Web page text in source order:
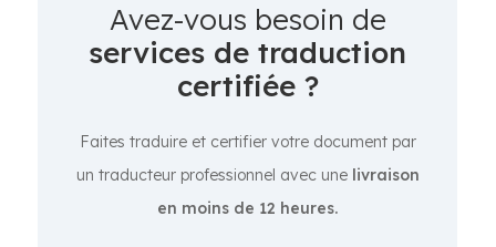
Avez-vous besoin de
services de traduction
certifiée ?
Faites traduire et certifier votre document par
un traducteur professionnel avec une livraison
en moins de 12 heures.